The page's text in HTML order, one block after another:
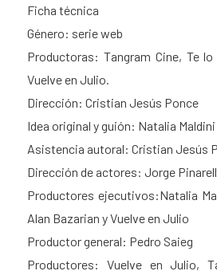
Ficha técnica
Género: serie web
Productoras: Tangram Cine, Te
Vuelve en Julio.
Dirección: Cristian Jesús Ponce
Idea original y guión: Natalia
Asistencia autoral: Cristian Jesús
Dirección de actores: Jorge
Productores ejecutivos:Natalia
Alan Bazarian y Vuelve en Julio
Productor general: Pedro Saieg
Productores: Vuelve en Julio,